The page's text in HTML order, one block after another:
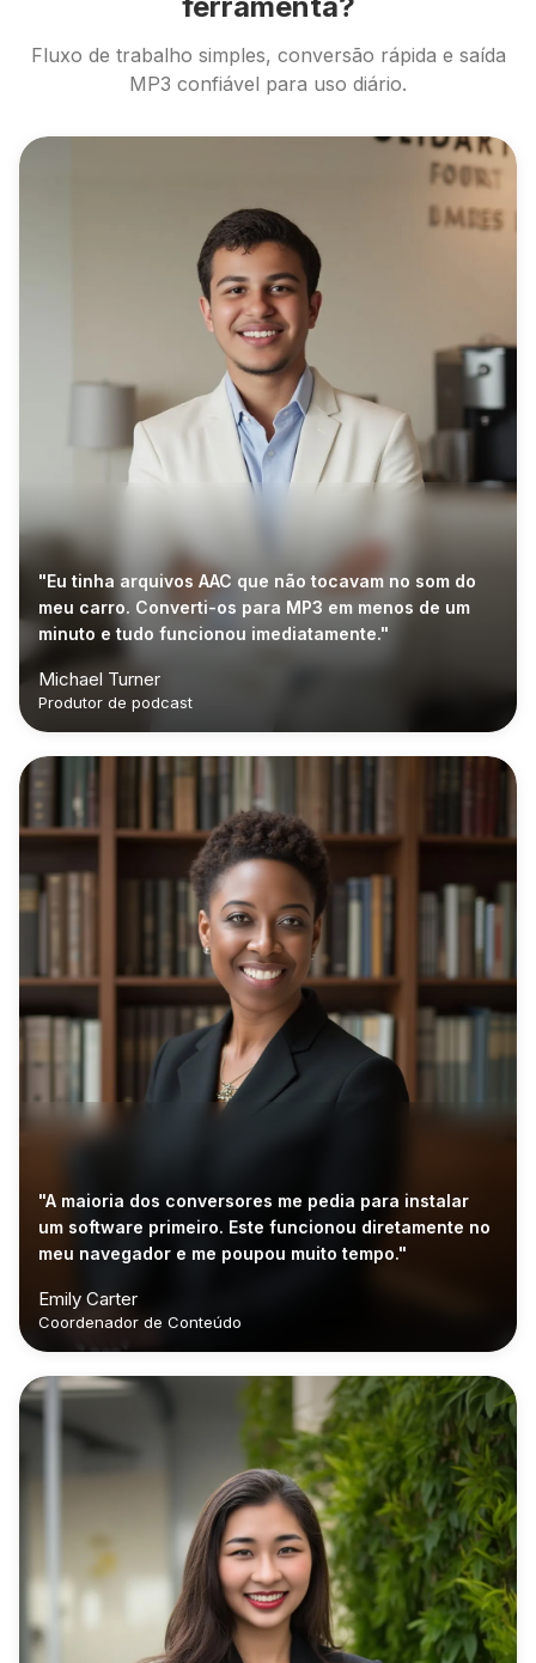
Fluxo de trabalho simples, conversão rápida e saída
MP3 confiável para uso diário.
"Eu tinha arquivos AAC que não tocavam no som do
meu carro. Converti-os para MP3 em menos de um
minuto e tudo funcionou imediatamente."
Michael Turner
Produtor de podcast
"A maioria dos conversores me pedia para instalar
um software primeiro. Este funcionou diretamente no
meu navegador e me poupou muito tempo."
Emily Carter
Coordenador de Conteúdo